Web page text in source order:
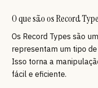
O que são os Record
Os Record Types são
representam um tipo
Isso torna a
fácil e eficiente.